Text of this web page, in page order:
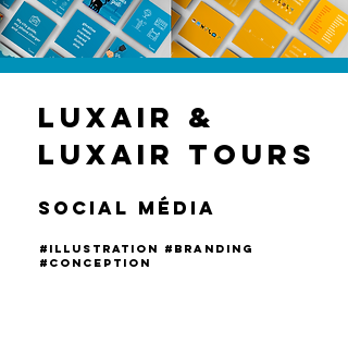
LUXAIR &
Luxair tours
Social média
#illustration #brand ing
#conception